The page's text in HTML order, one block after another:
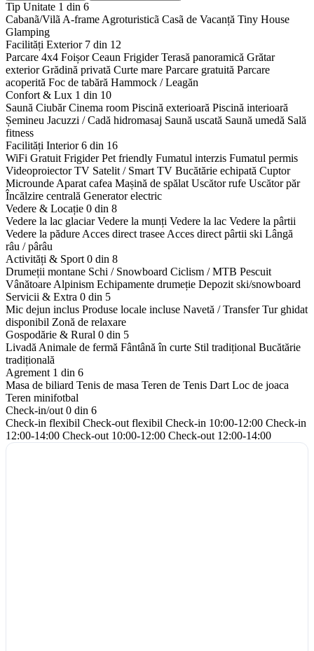
Tip Unitate 1 din 6
Cabanã/Vilã A-frame Agroturisticã Casã de Vacanță Tiny House
Glamping
Facilități Exterior 7 din 12
Parcare 4x4 Foișor Ceaun Frigider Terasă panoramică Grătar
exterior Grădină privată Curte mare Parcare gratuită Parcare
acoperită Foc de tabără Hammock / Leagăn
Confort & Lux 1 din 10
Saună Ciubăr Cinema room Piscină exterioară Piscină interioară
Șemineu Jacuzzi / Cadă hidromasaj Saună uscată Saună umedă Sală
fitness
Facilități Interior6 din 16
WiFi Gratuit Frigider Pet friendly Fumatul interzis Fumatul permis
Videoproiector TV Satelit / Smart TV Bucătărie echipată Cuptor
Microunde Aparat cafea Mașină de spălat Uscător rufe Uscător păr
Încălzire centrală Generator electric
Vedere & Locație 0 din 8
Vedere la lac glaciar Vedere la munți Vedere la lac Vedere la pârtii
Vedere la pădure Acces direct trasee Acces direct pârtii ski Lângă
râu / pârâu
Activități & Sport 0 din 8
Drumeții montane Schi / Snowboard Ciclism / MTB Pescuit
Vânătoare Alpinism Echipamente drumeție Depozit ski/snowboard
Servicii & Extra 0 din 5
Mic dejun inclus Produse locale incluse Navetă / Transfer Tur ghidat
disponibil Zonă de relaxare
Gospodărie & Rural 0 din 5
Livadă Animale de fermă Fântână în curte Stil tradițional Bucătărie
tradițională
Agrement 1 din 6
Masa de biliard Tenis de masa Teren de Tenis Dart Loc de joaca
Teren minifotbal
Check-in/out 0 din 6
Check-in flexibil Check-out flexibil Check-in 10:00-12:00 Check-in
12:00-14:00 Check-out 10:00-12:00 Check-out 12:00-14:00